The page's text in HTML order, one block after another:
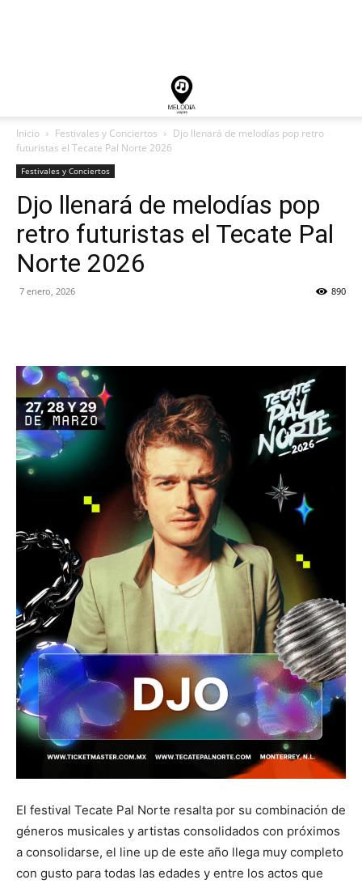
Inicio Festivales y Conciertos
Djo llenará de melodías pop retro
futuristas el Tecate Pal Norte 2026
Festivales y Conciertos
Djo llenará de melodías pop
retro futuristas el Tecate Pal
Norte 2026
7 enero, 2026 890
El festival Tecate Pal Norte resalta por su combinación de
géneros musicales y artistas consolidados con próximos
a consolidarse, el line up de este año llega muy completo
con gusto para todas las edades y entre los actos que